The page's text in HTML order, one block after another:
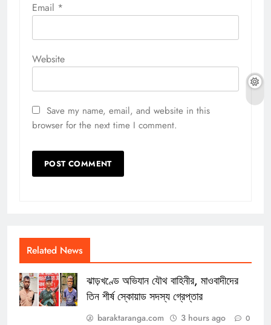
Email *
Website
Save my name, email, and website in this
browser for the next time I comment.
Related News
ঝাড়খণ্ডে অভিযান যৌথ বাহিনীর, মাওবাদীদের
তিন শীর্ষ স্কোয়াড সদস্য গ্রেপ্তার
baraktaranga.com 3 hours ago 0